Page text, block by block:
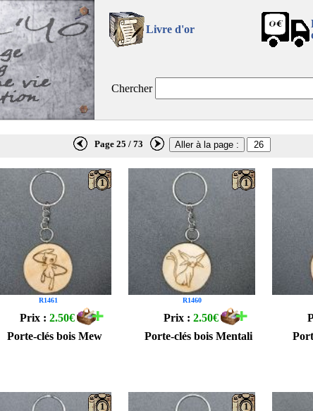
Livre d'or
Chercher
Page 25 / 73
R1461
1
Prix :2.50€
Porte-clés bois Mew
R1460
1
Prix :2.50€
Porte-clés bois Mentali
1 1